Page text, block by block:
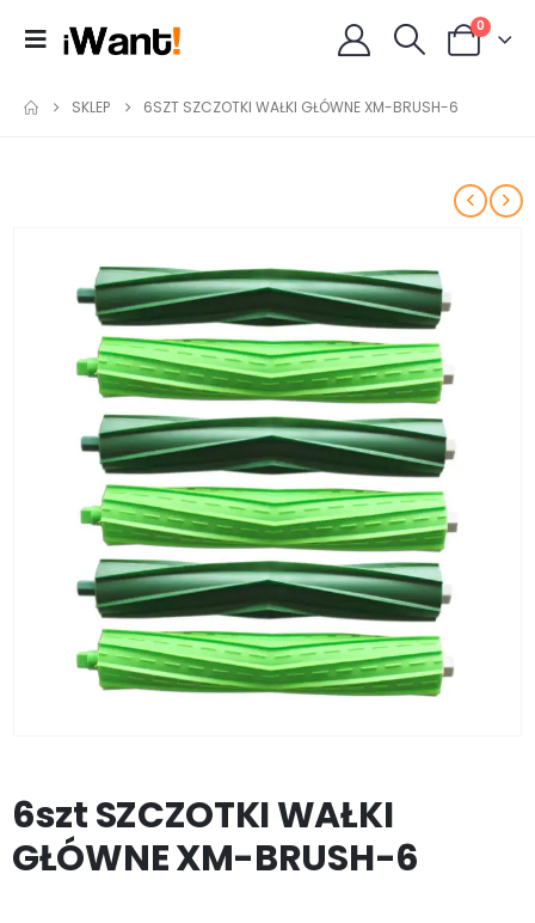
0
SKLEP 6SZT SZCZOTKI WAŁKI GŁÓWNE XM-BRUSH-6
6szt SZCZOTKI WAŁKI
GŁÓWNE XM-BRUSH-6